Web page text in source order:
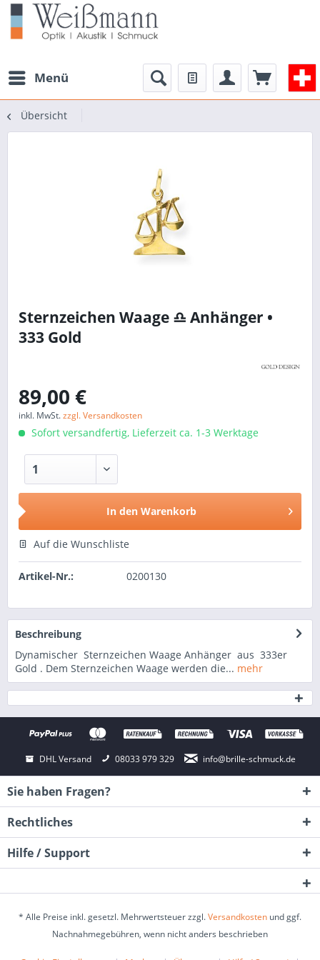
Menü
Übersicht
Sternzeichen Waage ♎ Anhänger •
333 Gold
89,00 €
inkl. MwSt.zzgl. Versandkosten
Sofort versandfertig, Lieferzeit ca. 1-3 Werktage
In den Warenkorb
Auf die Wunschliste
Artikel-Nr.: 0200130
Beschreibung
Dynamischer Sternzeichen Waage Anhänger aus 333er
Gold . Dem Sternzeichen Waage werden die... mehr
DHL Versand 08033 979 329 info@brille-schmuck.de
Sie haben Fragen?
Rechtliches
Hilfe / Support
* Alle Preise inkl. gesetzl. Mehrwertsteuer zzgl.Versandkosten und ggf.
Nachnahmegebühren, wenn nicht anders beschrieben